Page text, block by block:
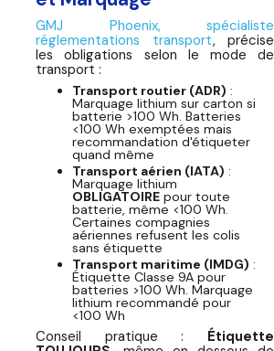
GMJ Phoenix, spécialiste
réglementations transport, précise
les obligations selon le mode de
transport :
Transport routier (ADR) :
Marquage lithium sur carton si
batterie >100 Wh. Batteries
<100 Wh exemptées mais
recommandation d'étiqueter
quand même
Transport aérien (IATA) :
Marquage lithium
OBLIGATOIREpour toute
batterie, même <100 Wh.
Certaines compagnies
aériennes refusent les colis
sans étiquette
Transport maritime (IMDG) :
Étiquette Classe 9A pour
batteries >100 Wh. Marquage
lithium recommandé pour
<100 Wh
Conseil pratique : Étiquette